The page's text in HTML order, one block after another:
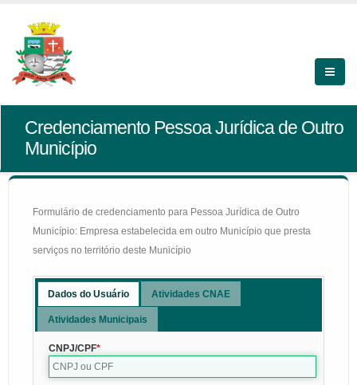
Credenciamento Pessoa Jurídica de Outro
Município
Formulário de credenciamento para Pessoa Jurídica de Outro
Município: Empresa estabelecida em outro Município que presta
serviços no território deste Município
Dados do Usuário Atividades CNAE
Atividades Municipais
CNPJ/CPF